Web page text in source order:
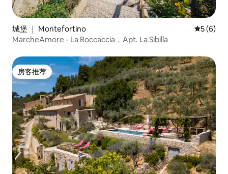
城堡 ｜ Montefortino 平均评分
5 (6)
MarcheAmore - La Roccaccia，Apt. La Sibilla
房客推荐
房客推荐